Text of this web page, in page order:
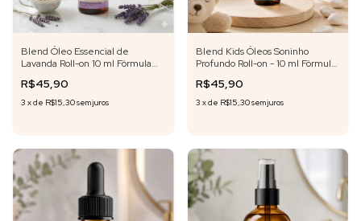
Blend Óleo Essencial de
Lavanda Roll-on 10 ml Fórmula
R$45,90
3 xde R$15,30sem juros
Blend Kids Óleos Soninho
Profundo Roll-on - 10 ml Fórmula
R$45,90
3 xde R$15,30sem juros